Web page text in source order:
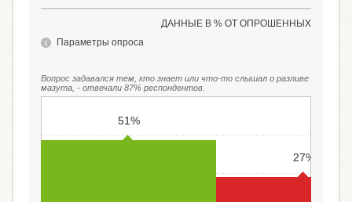
ДАННЫЕ В % ОТ ОПРОШЕННЫХ
Параметры опроса
Вопрос задавался тем, кто знает или что-то слышал о разливе
мазута, - отвечали 87% респондентов.
51%
27%